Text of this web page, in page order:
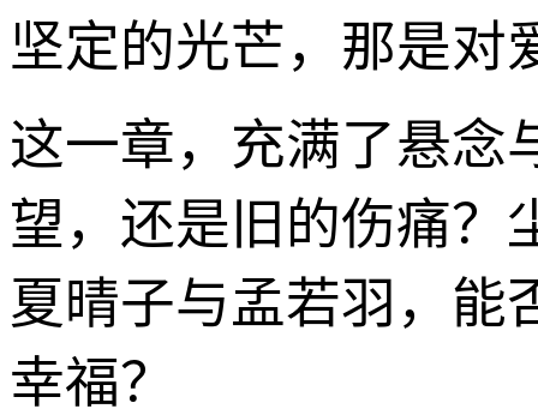
坚定的光芒，那是对
这一章，充满了悬念
望，还是旧的伤痛？
夏晴子与孟若羽，能
幸福？